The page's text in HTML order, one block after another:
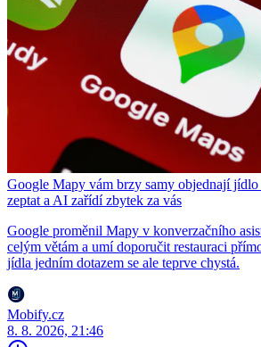
Google Mapy vám brzy samy objednají jídlo
zeptat a AI zařídí zbytek za vás
Google proměnil Mapy v konverzačního
celým větám a umí doporučit restauraci
jídla jedním dotazem se ale teprve chystá.
Mobify.cz
8. 8. 2026, 21:46